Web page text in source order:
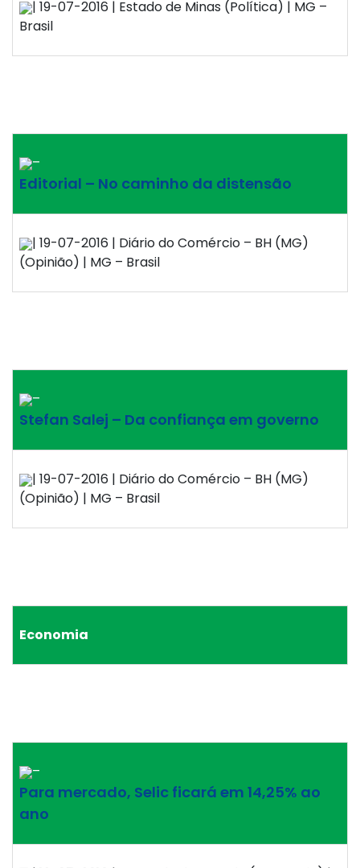
| 19-07-2016 | Estado de Minas (Política) | MG –
Brasil
–
Editorial – No caminho da distensão
| 19-07-2016 | Diário do Comércio – BH (MG)
(Opinião) | MG – Brasil
–
Stefan Salej – Da confiança em governo
| 19-07-2016 | Diário do Comércio – BH (MG)
(Opinião) | MG – Brasil
Economia
–
Para mercado, Selic ficará em 14,25% ao
ano